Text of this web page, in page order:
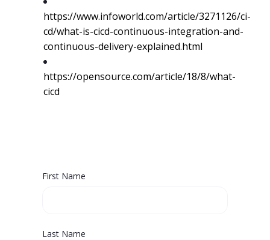
https://www.infoworld.com/article/3271126/ci-
cd/what-is-cicd-continuous-integration-and-
continuous-delivery-explained.html
https://opensource.com/article/18/8/what-
cicd
First Name
Last Name